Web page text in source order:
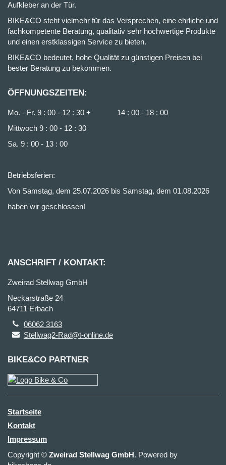
Aufkleber an der Tür.
BIKE&CO steht vielmehr für das Versprechen, eine ehrliche und
fachkompetente Beratung, qualitativ sehr hochwertige Produkte
und einen erstklassigen Service zu bieten.
BIKE&CO bedeutet, hohe Qualität zu günstigen Preisen bei
bester Beratung zu bekommen.
ÖFFNUNGSZEITEN:
Mo. - Fr. 9 : 00 - 12 : 30 + 14 : 00 - 18 : 00
Mittwoch 9 : 00 - 12 : 30
Sa. 9 : 00 - 13 : 00
Betriebsferien:
Von Samstag, dem 25.07.2026 bis Samstag, dem 01.08.2026
haben wir geschlossen!
ANSCHRIFT / KONTAKT:
Zweirad Stellwag GmbH
Neckarstraße 24
64711 Erbach
06062 3163
Stellwag2-Rad@t-online.de
BIKE&CO PARTNER
Startseite
Kontakt
Impressum
Copyright © Zweirad Stellwag GmbH. Powered by